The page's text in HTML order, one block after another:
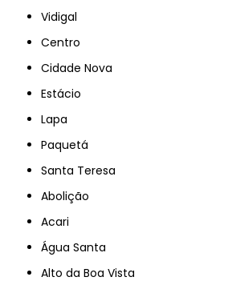
Vidigal
Centro
Cidade Nova
Estácio
Lapa
Paquetá
Santa Teresa
Abolição
Acari
Água Santa
Alto da Boa Vista